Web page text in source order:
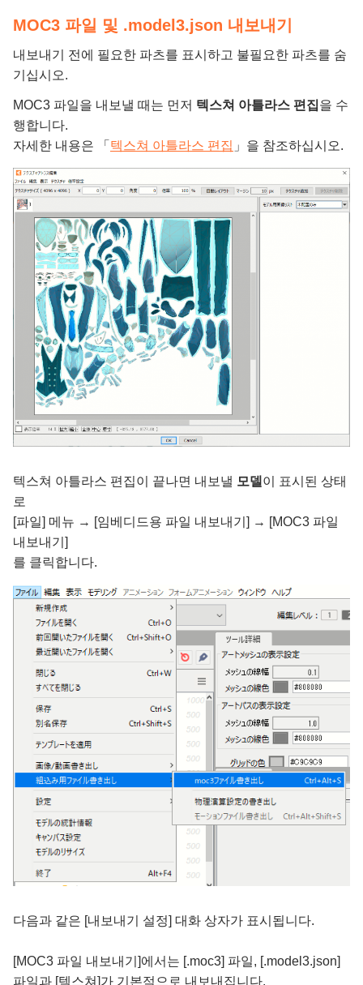
MOC3 파일 및 .model3.json 내보내기
내보내기 전에 필요한 파츠를 표시하고 불필요한 파츠를 숨
기십시오.
MOC3 파일을 내보낼 때는 먼저 텍스쳐 아틀라스 편집을 수
행합니다.
자세한 내용은 「 텍스쳐 아틀라스 편집 」을 참조하십시오.
텍스쳐 아틀라스 편집이 끝나면 내보낼 모델 이 표시된 상태
로
[파일] 메뉴 → [임베디드용 파일 내보내기] → [MOC3 파일
내보내기]
를 클릭합니다.
다음과 같은 [내보내기 설정] 대화 상자가 표시됩니다.
[MOC3 파일 내보내기]에서는 [.moc3] 파일, [.model3.json]
파일과 [텍스쳐]가 기본적으로 내보내집니다.